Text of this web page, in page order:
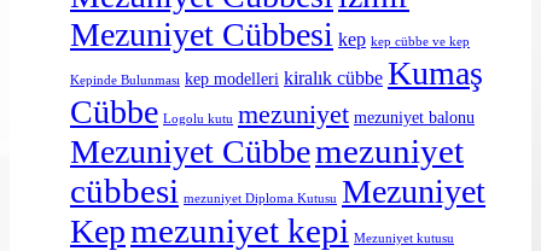
Mezuniyet Cübbesi kep kep cübbe ve kep
Kepinde Bulunması kep modelleri kiralık cübbe Kumaş
Cübbe Logolu kutu mezuniyet mezuniyet balonu
Mezuniyet Cübbemezuniyet
cübbesi mezuniyet Diploma Kutusu Mezuniyet
Kepmezuniyet kepi Mezuniyet kutusu